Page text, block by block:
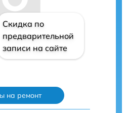
Скидка по
предварительной
записи на сайте
на ремонт